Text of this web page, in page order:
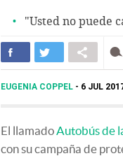
"Usted no puede
EUGENIA COPPEL 6 JUL
El llamadoAutobús de
con su campaña de